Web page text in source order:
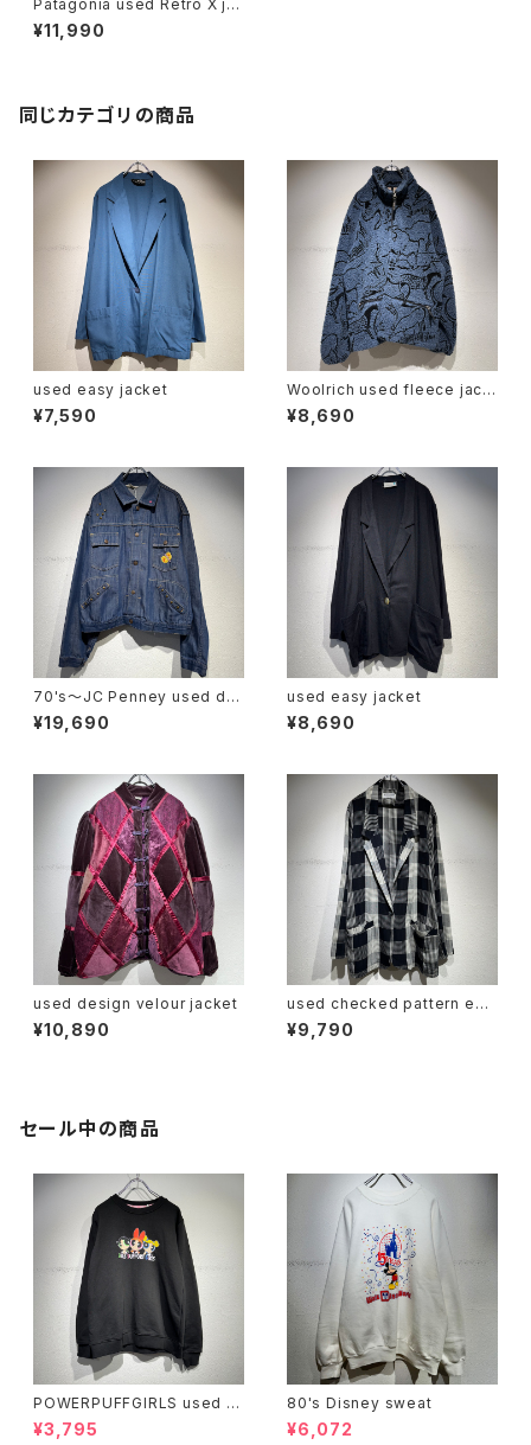
Patagonia used Retro X ja
cket
¥11,990
同じカテゴリの商品
used easy jacket
¥7,590
Woolrich used fleece jack
et
¥8,690
70's〜JC Penney used de
sign denim jacket
¥19,690
used easy jacket
¥8,690
used design velour jacket
¥10,890
used checked pattern eas
y jacket
¥9,790
セール中の商品
POWERPUFFGIRLS used s
weat
¥3,795
80's Disney sweat
¥6,072